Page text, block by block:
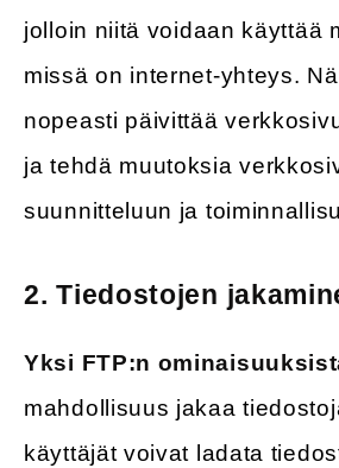
jolloin niitä voidaan käyttää
missä on internet-yhteys.
nopeasti päivittää
ja tehdä muutoksia
suunnitteluun ja
2. Tiedostojen
Yksi FTP:n
mahdollisuus jakaa
käyttäjät voivat ladata